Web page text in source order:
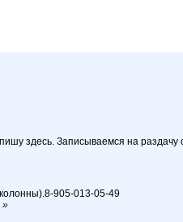
здесь. Записываемся на раздачу
905-013-05-49
»